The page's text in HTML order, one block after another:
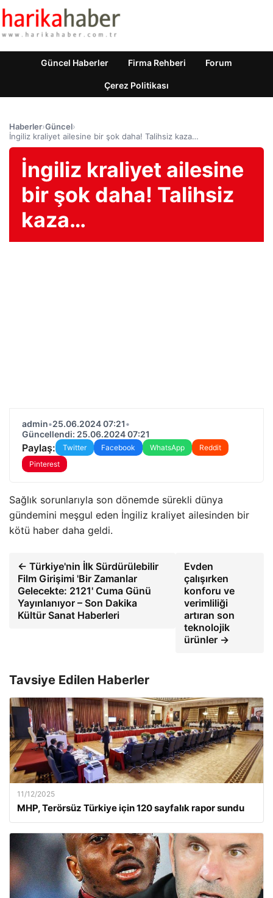
Güncel Haberler Firma Rehberi Forum
Çerez Politikası
Haberler›Güncel›
İngiliz kraliyet ailesine bir şok daha! Talihsiz kaza…
İngiliz kraliyet ailesine
bir şok daha! Talihsiz
kaza…
admin•25.06.2024 07:21•
Güncellendi: 25.06.2024 07:21
Paylaş: Twitter Facebook WhatsApp
Reddit
Pinterest
Sağlık sorunlarıyla son dönemde sürekli dünya
gündemini meşgul eden İngiliz kraliyet ailesinden bir
kötü haber daha geldi.
← Türkiye'nin İlk Sürdürülebilir
Film Girişimi 'Bir Zamanlar
Gelecekte: 2121' Cuma Günü
Yayınlanıyor – Son Dakika
Kültür Sanat Haberleri
Evden
çalışırken
konforu ve
verimliliği
artıran son
teknolojik
ürünler →
Tavsiye Edilen Haberler
11/12/2025
MHP, Terörsüz Türkiye için 120 sayfalık rapor sundu